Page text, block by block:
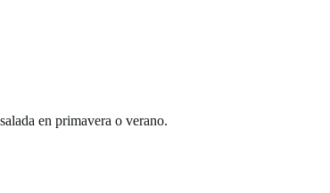
en primavera o verano.